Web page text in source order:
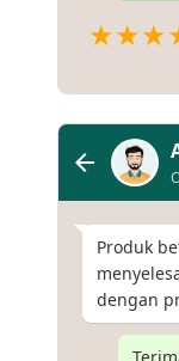
Produk
dengan